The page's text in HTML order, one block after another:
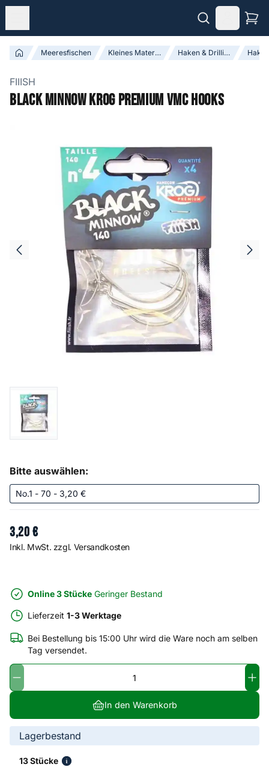
Meeresfischen Kleines Material Haken & Drillinge Haken
FIIISH
Black Minnow Krog Premium VMC Hooks
Bitte auswählen:
3,20€
Inkl. MwSt. zzgl. Versandkosten
Online 3 Stücke Geringer Bestand
Lieferzeit 1-3 Werktage
Bei Bestellung bis 15:00 Uhr wird die Ware noch am selben
Tag versendet.
In den Warenkorb
Lagerbestand
13 Stücke